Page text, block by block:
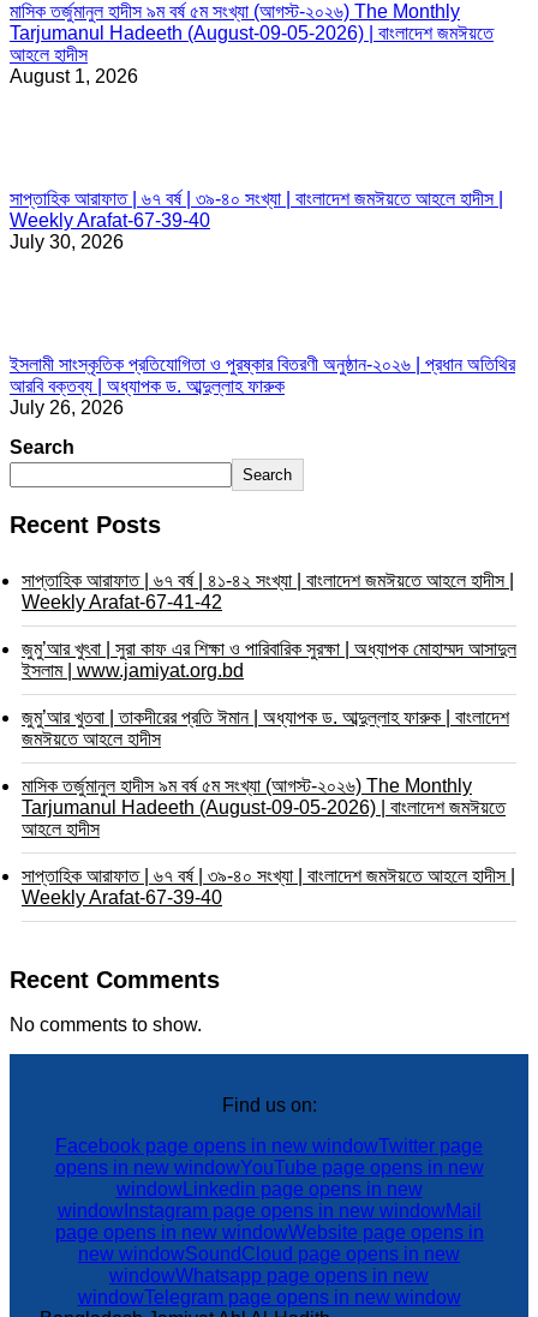
মাসিক তর্জুমানুল হাদীস ৯ম বর্ষ ৫ম সংখ্যা (আগস্ট-২০২৬) The Monthly
Tarjumanul Hadeeth (August-09-05-2026) | বাংলাদেশ জমঈয়তে
আহলে হাদীস
August 1, 2026
সাপ্তাহিক আরাফাত | ৬৭ বর্ষ | ৩৯-৪০ সংখ্যা | বাংলাদেশ জমঈয়তে আহলে হাদীস |
Weekly Arafat-67-39-40
July 30, 2026
ইসলামী সাংস্কৃতিক প্রতিযোগিতা ও পুরষ্কার বিতরণী অনুষ্ঠান-২০২৬ | প্রধান অতিথির
আরবি বক্তব্য | অধ্যাপক ড. আব্দুল্লাহ ফারুক
July 26, 2026
Search
Search
Recent Posts
সাপ্তাহিক আরাফাত | ৬৭ বর্ষ | ৪১-৪২ সংখ্যা | বাংলাদেশ জমঈয়তে আহলে হাদীস |
Weekly Arafat-67-41-42
জুমু’আর খুৎবা | সুরা কাফ এর শিক্ষা ও পারিবারিক সুরক্ষা | অধ্যাপক মোহাম্মদ আসাদুল
ইসলাম | www.jamiyat.org.bd
জুমু’আর খুতবা | তাকদীরের প্রতি ঈমান | অধ্যাপক ড. আব্দুল্লাহ ফারুক | বাংলাদেশ
জমঈয়তে আহলে হাদীস
মাসিক তর্জুমানুল হাদীস ৯ম বর্ষ ৫ম সংখ্যা (আগস্ট-২০২৬) The Monthly
Tarjumanul Hadeeth (August-09-05-2026) | বাংলাদেশ জমঈয়তে
আহলে হাদীস
সাপ্তাহিক আরাফাত | ৬৭ বর্ষ | ৩৯-৪০ সংখ্যা | বাংলাদেশ জমঈয়তে আহলে হাদীস |
Weekly Arafat-67-39-40
Recent Comments
No comments to show.
Find us on:
Facebook page opens in new windowTwitter page
opens in new windowYouTube page opens in new
windowLinkedin page opens in new
windowInstagram page opens in new windowMail
page opens in new windowWebsite page opens in
new windowSoundCloud page opens in new
windowWhatsapp page opens in new
windowTelegram page opens in new window